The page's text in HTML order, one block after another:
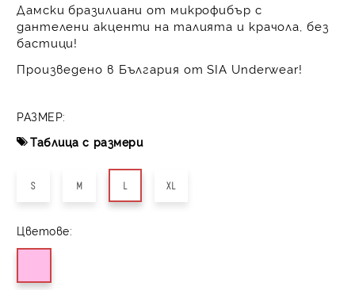
Дамски бразилиани от микрофибър с
дантелени акценти на талията и крачола, без
бастици!
Произведено в България от SIA Underwear!
РАЗМЕР:
Таблица с размери
S M L XL
Цветове: